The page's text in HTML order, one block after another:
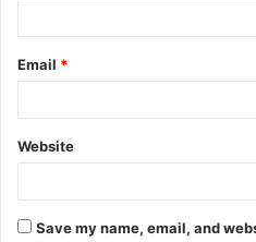
Email *
Website
Save my name, email, and